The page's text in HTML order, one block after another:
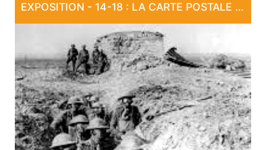
EXPOSITION - 14-18 : LA CARTE POSTALE EN GUERRE